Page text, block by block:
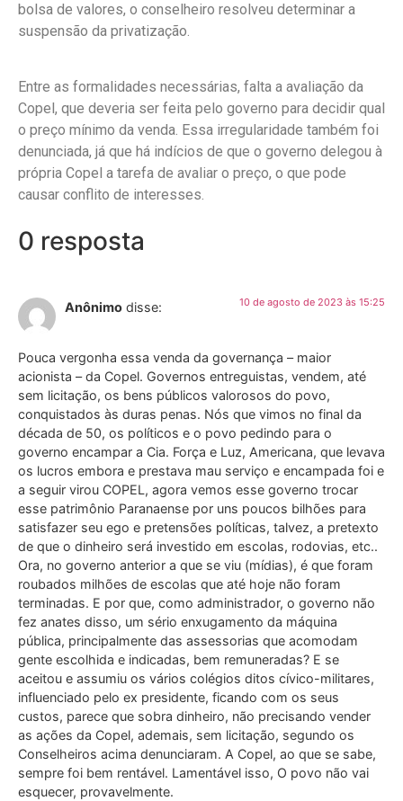
bolsa de valores, o conselheiro resolveu determinar a
suspensão da privatização.
Entre as formalidades necessárias, falta a avaliação da
Copel, que deveria ser feita pelo governo para decidir qual
o preço mínimo da venda. Essa irregularidade também foi
denunciada, já que há indícios de que o governo delegou à
própria Copel a tarefa de avaliar o preço, o que pode
causar conflito de interesses.
0 resposta
Anônimo disse: 10 de agosto de 2023 às 15:25
Pouca vergonha essa venda da governança – maior
acionista – da Copel. Governos entreguistas, vendem, até
sem licitação, os bens públicos valorosos do povo,
conquistados às duras penas. Nós que vimos no final da
década de 50, os políticos e o povo pedindo para o
governo encampar a Cia. Força e Luz, Americana, que levava
os lucros embora e prestava mau serviço e encampada foi e
a seguir virou COPEL, agora vemos esse governo trocar
esse patrimônio Paranaense por uns poucos bilhões para
satisfazer seu ego e pretensões políticas, talvez, a pretexto
de que o dinheiro será investido em escolas, rodovias, etc..
Ora, no governo anterior a que se viu (mídias), é que foram
roubados milhões de escolas que até hoje não foram
terminadas. E por que, como administrador, o governo não
fez anates disso, um sério enxugamento da máquina
pública, principalmente das assessorias que acomodam
gente escolhida e indicadas, bem remuneradas? E se
aceitou e assumiu os vários colégios ditos cívico-militares,
influenciado pelo ex presidente, ficando com os seus
custos, parece que sobra dinheiro, não precisando vender
as ações da Copel, ademais, sem licitação, segundo os
Conselheiros acima denunciaram. A Copel, ao que se sabe,
sempre foi bem rentável. Lamentável isso, O povo não vai
esquecer, provavelmente.